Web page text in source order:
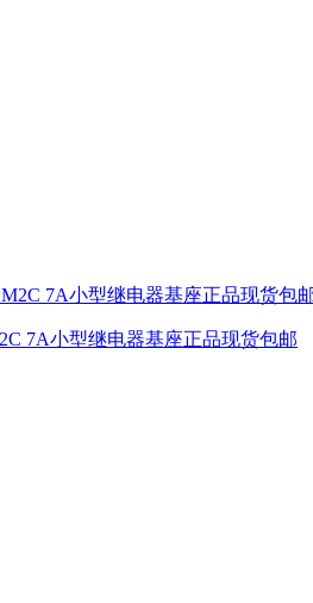
7A小型继电器基座正品现货包邮